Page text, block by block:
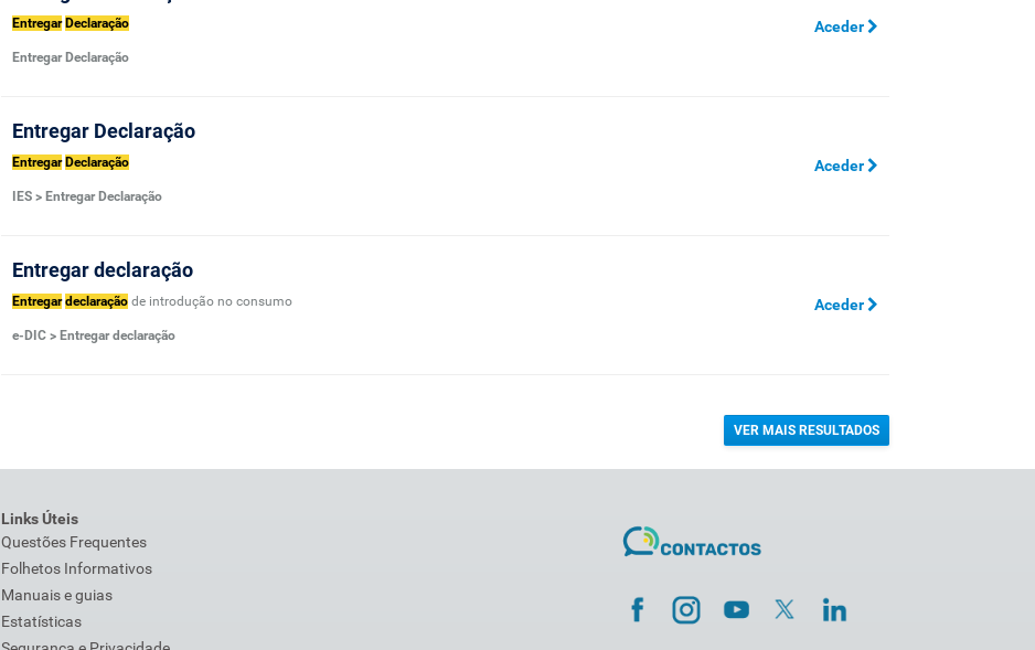
Entregar Declaração
Entregar Declaração
Aceder
Entregar Declaração
Entregar Declaração
IES > Entregar Declaração
Aceder
Entregar declaração
Entregar declaração de introdução no consumo
e-DIC > Entregar declaração
Aceder
VER MAIS RESULTADOS
Links Úteis
Questões Frequentes
Folhetos Informativos
Manuais e guias
Estatísticas